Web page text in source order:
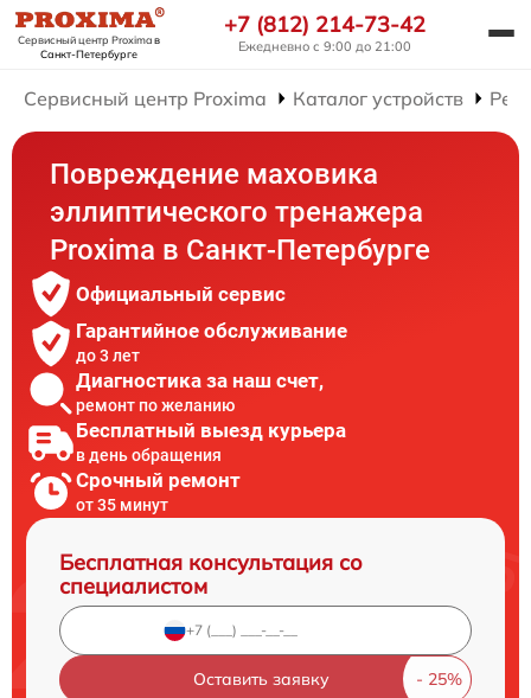
Сервисный центр Proximaв
Санкт-Петербурге
+7 (812) 214-73-42
Ежедневно с 9:00 до 21:00
Сервисный центр Proxima Каталог устройств
Повреждение маховика
эллиптического тренажера
Proxima в Санкт-Петербурге
Официальный сервис
Гарантийное обслуживание
до 3 лет
Диагностика за наш счет,
ремонт по желанию
Бесплатный выезд курьера
в день обращения
Срочный ремонт
от 35 минут
Бесплатная консультация со
специалистом
Оставить заявку